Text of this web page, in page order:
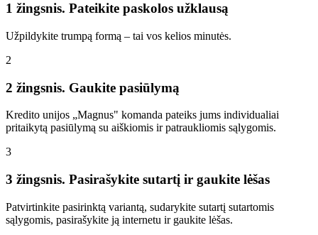
1 žingsnis. Pateikite paskolos užklausą
Užpildykite trumpą formą – tai vos kelios minutės.
2
2 žingsnis. Gaukite pasiūlymą
Kredito unijos „Magnus" komanda pateiks jums individualiai
pritaikytą pasiūlymą su aiškiomis ir patraukliomis sąlygomis.
3
3 žingsnis. Pasirašykite sutartį ir gaukite lėšas
Patvirtinkite pasirinktą variantą, sudarykite sutartį sutartomis
sąlygomis, pasirašykite ją internetu ir gaukite lėšas.